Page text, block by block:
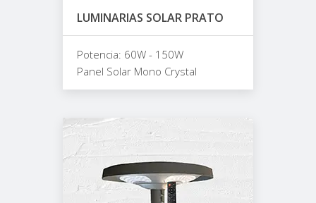
LUMINARIAS SOLAR PRATO
Potencia: 60W - 150W
Panel Solar Mono Crystal